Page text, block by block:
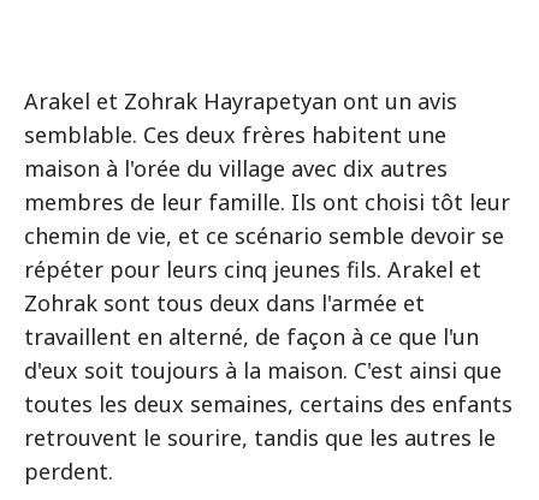
Arakel et Zohrak Hayrapetyan ont un avis
semblable. Ces deux frères habitent une
maison à l'orée du village avec dix autres
membres de leur famille. Ils ont choisi tôt leur
chemin de vie, et ce scénario semble devoir se
répéter pour leurs cinq jeunes fils. Arakel et
Zohrak sont tous deux dans l'armée et
travaillent en alterné, de façon à ce que l'un
d'eux soit toujours à la maison. C'est ainsi que
toutes les deux semaines, certains des enfants
retrouvent le sourire, tandis que les autres le
perdent.